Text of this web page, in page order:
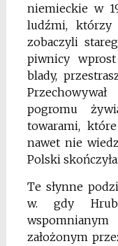
niemieckie w
ludźmi, którzy
zobaczyli
piwnicy
blady,
pogromu
towarami,
nawet nie
Polski skończyła.
Te słynne
w. gdy
założonym